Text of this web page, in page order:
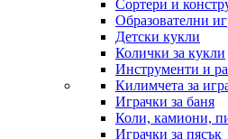
Сортери и
Образователни
Детски кукли
Колички за кукли
Инструменти и
Килимчета за
Играчки за баня
Коли, камиони,
Играчки за пясък